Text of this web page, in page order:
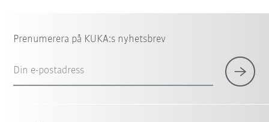
Prenumerera på KUKA:s nyhetsbrev
Din e-postadress